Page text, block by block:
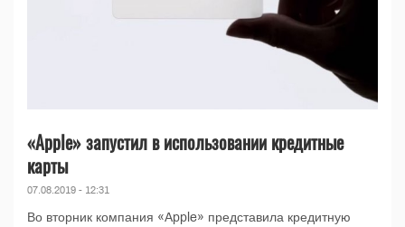
«Apple» запустил в использовании кредитные
карты
07.08.2019 - 12:31
Во вторник компания «Apple» представила кредитную